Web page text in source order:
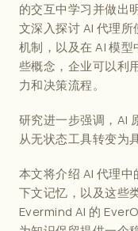
的交互中学习并做出
文深入探讨 AI 代理
机制，以及在 AI 模
些概念，企业可以利
力和决策流程。
研究进一步强调，AI
从无状态工具转变为
本文将介绍 AI 代理
Evermind AI 的